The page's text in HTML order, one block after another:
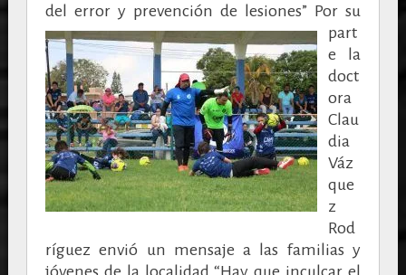
del error y prevención de lesiones” Por su
part
e la
doct
ora
Clau
dia
Váz
que
z
Rod
ríguez envió un mensaje a las familias y